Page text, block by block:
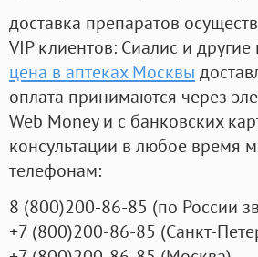
доставка препаратов
VIP клиентов: Сиалис и
цена в аптеках Москвы
оплата принимаются через
Web Money и с банковских
консультации в любое время
телефонам:
8 (800)200-86-85 (по России
+7 (800)200-86-85 (Санкт-